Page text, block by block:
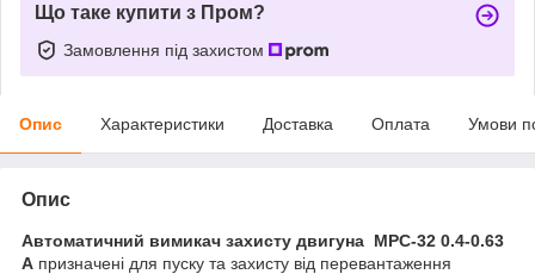
Що таке купити з Пром?
Замовлення під захистом
Опис Характеристики Доставка Оплата Умови
Опис
Автоматичний вимикач захисту двигуна MPC-32 0.4-0.63
А призначені для пуску та захисту від перевантаження